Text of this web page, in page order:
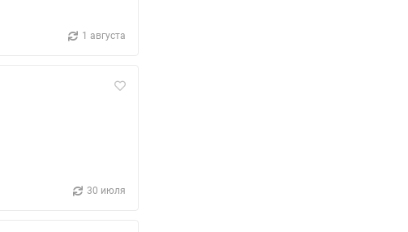
1 августа
30 июля